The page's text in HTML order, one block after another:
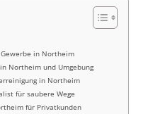
in Northeim
Northeim und Umgebung
in Northeim
für saubere Wege
für Privatkunden